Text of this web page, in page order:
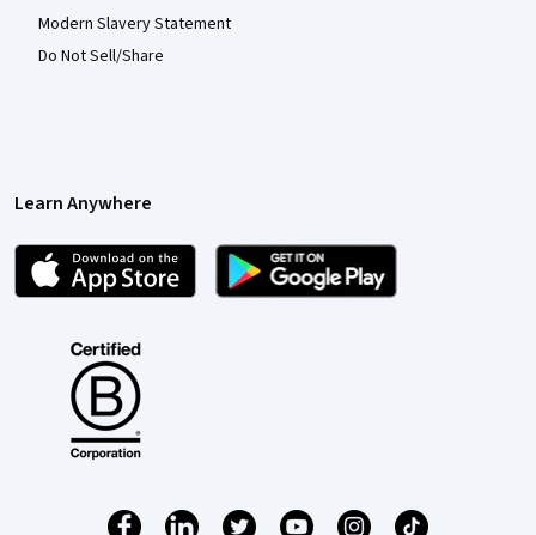
Modern Slavery Statement
Do Not Sell/Share
Learn Anywhere